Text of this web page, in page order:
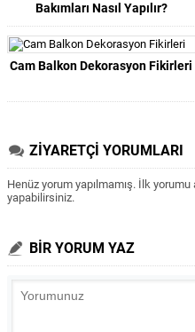
Bakımları Nasıl Yapılır?
Cam Balkon Dekorasyon Fikirleri
ZİYARETÇİ YORUMLARI
Henüz yorum yapılmamış. İlk yorumu
yapabilirsiniz.
BİR YORUM YAZ